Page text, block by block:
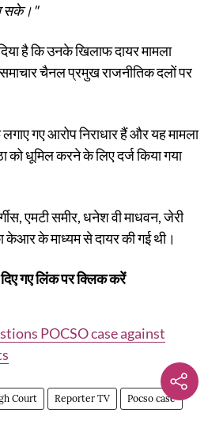
सके।"
है कि उनके खिलाफ दायर मामला
समाचार चैनल प्रमुख राजनीतिक दलों पर
गए आरोप निराधार हैं और यह मामला
को धूमिल करने के लिए दर्ज किया गया
एमटी समीर, धनेश वी माधवन, जेरी
के माध्यम से दायर की गई थी।
गए लिंक पर क्लिक करें
POCSO case against
Court Reporter TV Pocso case